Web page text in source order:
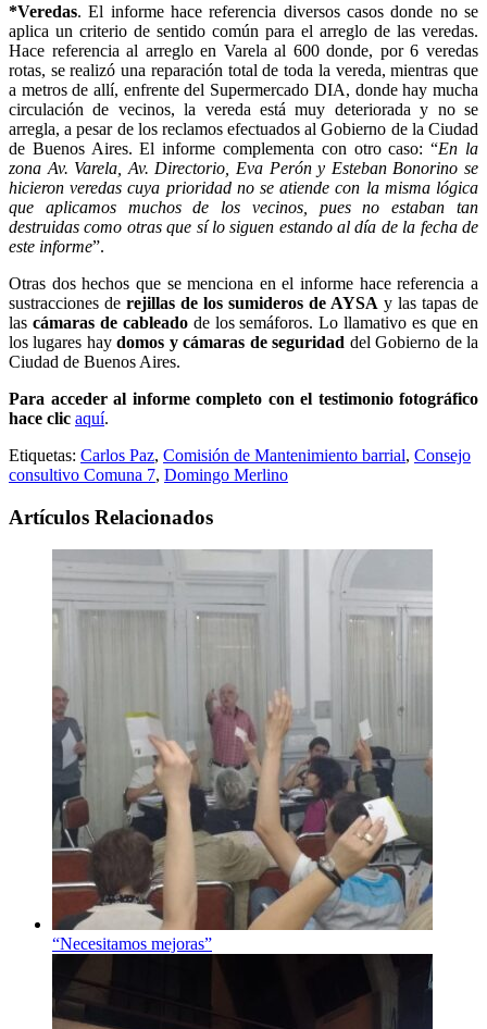
*Veredas. El informe hace referencia diversos casos donde no se
aplica un criterio de sentido común para el arreglo de las veredas.
Hace referencia al arreglo en Varela al 600 donde, por 6 veredas
rotas, se realizó una reparación total de toda la vereda, mientras que
a metros de allí, enfrente del Supermercado DIA, donde hay mucha
circulación de vecinos, la vereda está muy deteriorada y no se
arregla, a pesar de los reclamos efectuados al Gobierno de la Ciudad
de Buenos Aires. El informe complementa con otro caso: “En la
zona Av. Varela, Av. Directorio, Eva Perón y Esteban Bonorino se
hicieron veredas cuya prioridad no se atiende con la misma lógica
que aplicamos muchos de los vecinos, pues no estaban tan
destruidas como otras que sí lo siguen estando al día de la fecha de
este informe”.
Otras dos hechos que se menciona en el informe hace referencia a
sustracciones de rejillas de los sumideros de AYSA y las tapas de
las cámaras de cableadode los semáforos. Lo llamativo es que en
los lugares haydomos y cámaras de seguridad del Gobierno de la
Ciudad de Buenos Aires.
Para acceder al informe completo con el testimonio fotográfico
hace clic aquí.
Etiquetas: Carlos Paz, Comisión de Mantenimiento barrial, Consejo
consultivo Comuna 7, Domingo Merlino
Artículos Relacionados
“Necesitamos mejoras”